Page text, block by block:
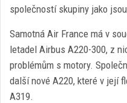
společností skupiny jako
Samotná Air France má v
letadel Airbus A220-300, z
problémům s motory.
další nové A220, které v její
A319.